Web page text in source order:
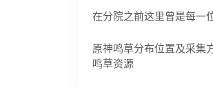
在分院之前这里曾是每一
原神鸣草分布位置及采集
鸣草资源